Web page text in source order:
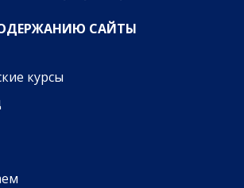
САЙТЫ
курсы